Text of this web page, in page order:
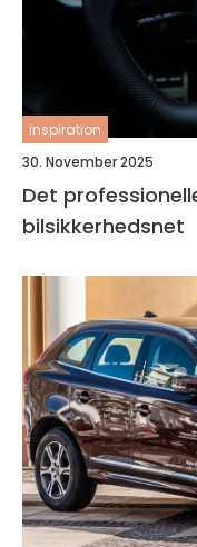
inspiration
30. November 2025
Det
bilsikkerhedsnet